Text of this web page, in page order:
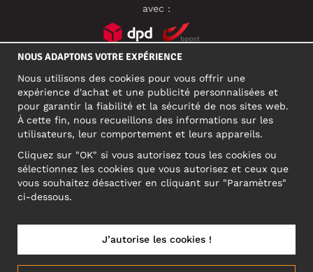
avec :
ADRESSE PROFESSIONNELLE
Narva mnt 5, EE-10117 Tallinn
Reg: 12356245
ATTENTION ! N'envoyez pas les retours de produits à cette
NOUS ADAPTONS VOTRE EXPÉRIENCE
Nous utilisons des cookies pour vous offrir une
expérience d'achat et une publicité personnalisées et
pour garantir la fiabilité et la sécurité de nos sites web.
À cette fin, nous recueillons des informations sur les
utilisateurs, leur comportement et leurs appareils.
Cliquez sur "OK" si vous autorisez tous les cookies ou
sélectionnez les cookies que vous autorisez et ceux que
vous souhaitez désactiver en cliquant sur "Paramètres"
ci-dessous.
J’autorise les cookies !